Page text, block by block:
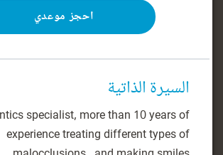
احجز موعدي
السيرة الذاتية
specialist, more than 10 years of
experience treating different types of